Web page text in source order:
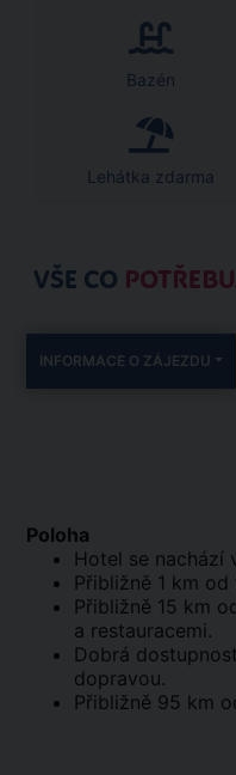
Bazén
Lehátka zdarma
VŠE CO
INFORMACE O ZÁJEZDU
Poloha
Hotel se nachází
Přibližně 1 km
Přibližně 15 km
a restauracemi.
Dobrá
dopravou.
Přibližně 95 km